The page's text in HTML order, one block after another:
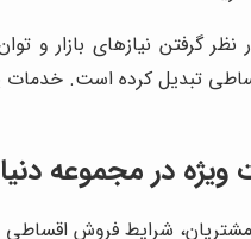
گرفتن نیازهای بازار
تبدیل کرده است.
در مجموعه